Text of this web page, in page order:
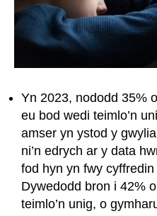
Yn 2023, nododd 35%
eu bod wedi teimlo’n
amser yn ystod y
ni’n edrych ar y data
fod hyn yn fwy
Dywedodd bron i 42%
teimlo’n unig, o